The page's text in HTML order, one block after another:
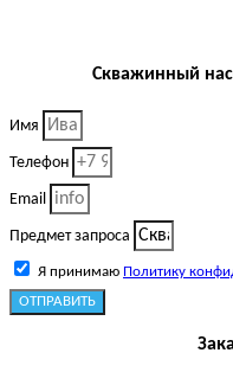
Скважинный
Имя
Телефон
Email
Предмет запроса
Я принимаю Политику
ОТПРАВИТЬ